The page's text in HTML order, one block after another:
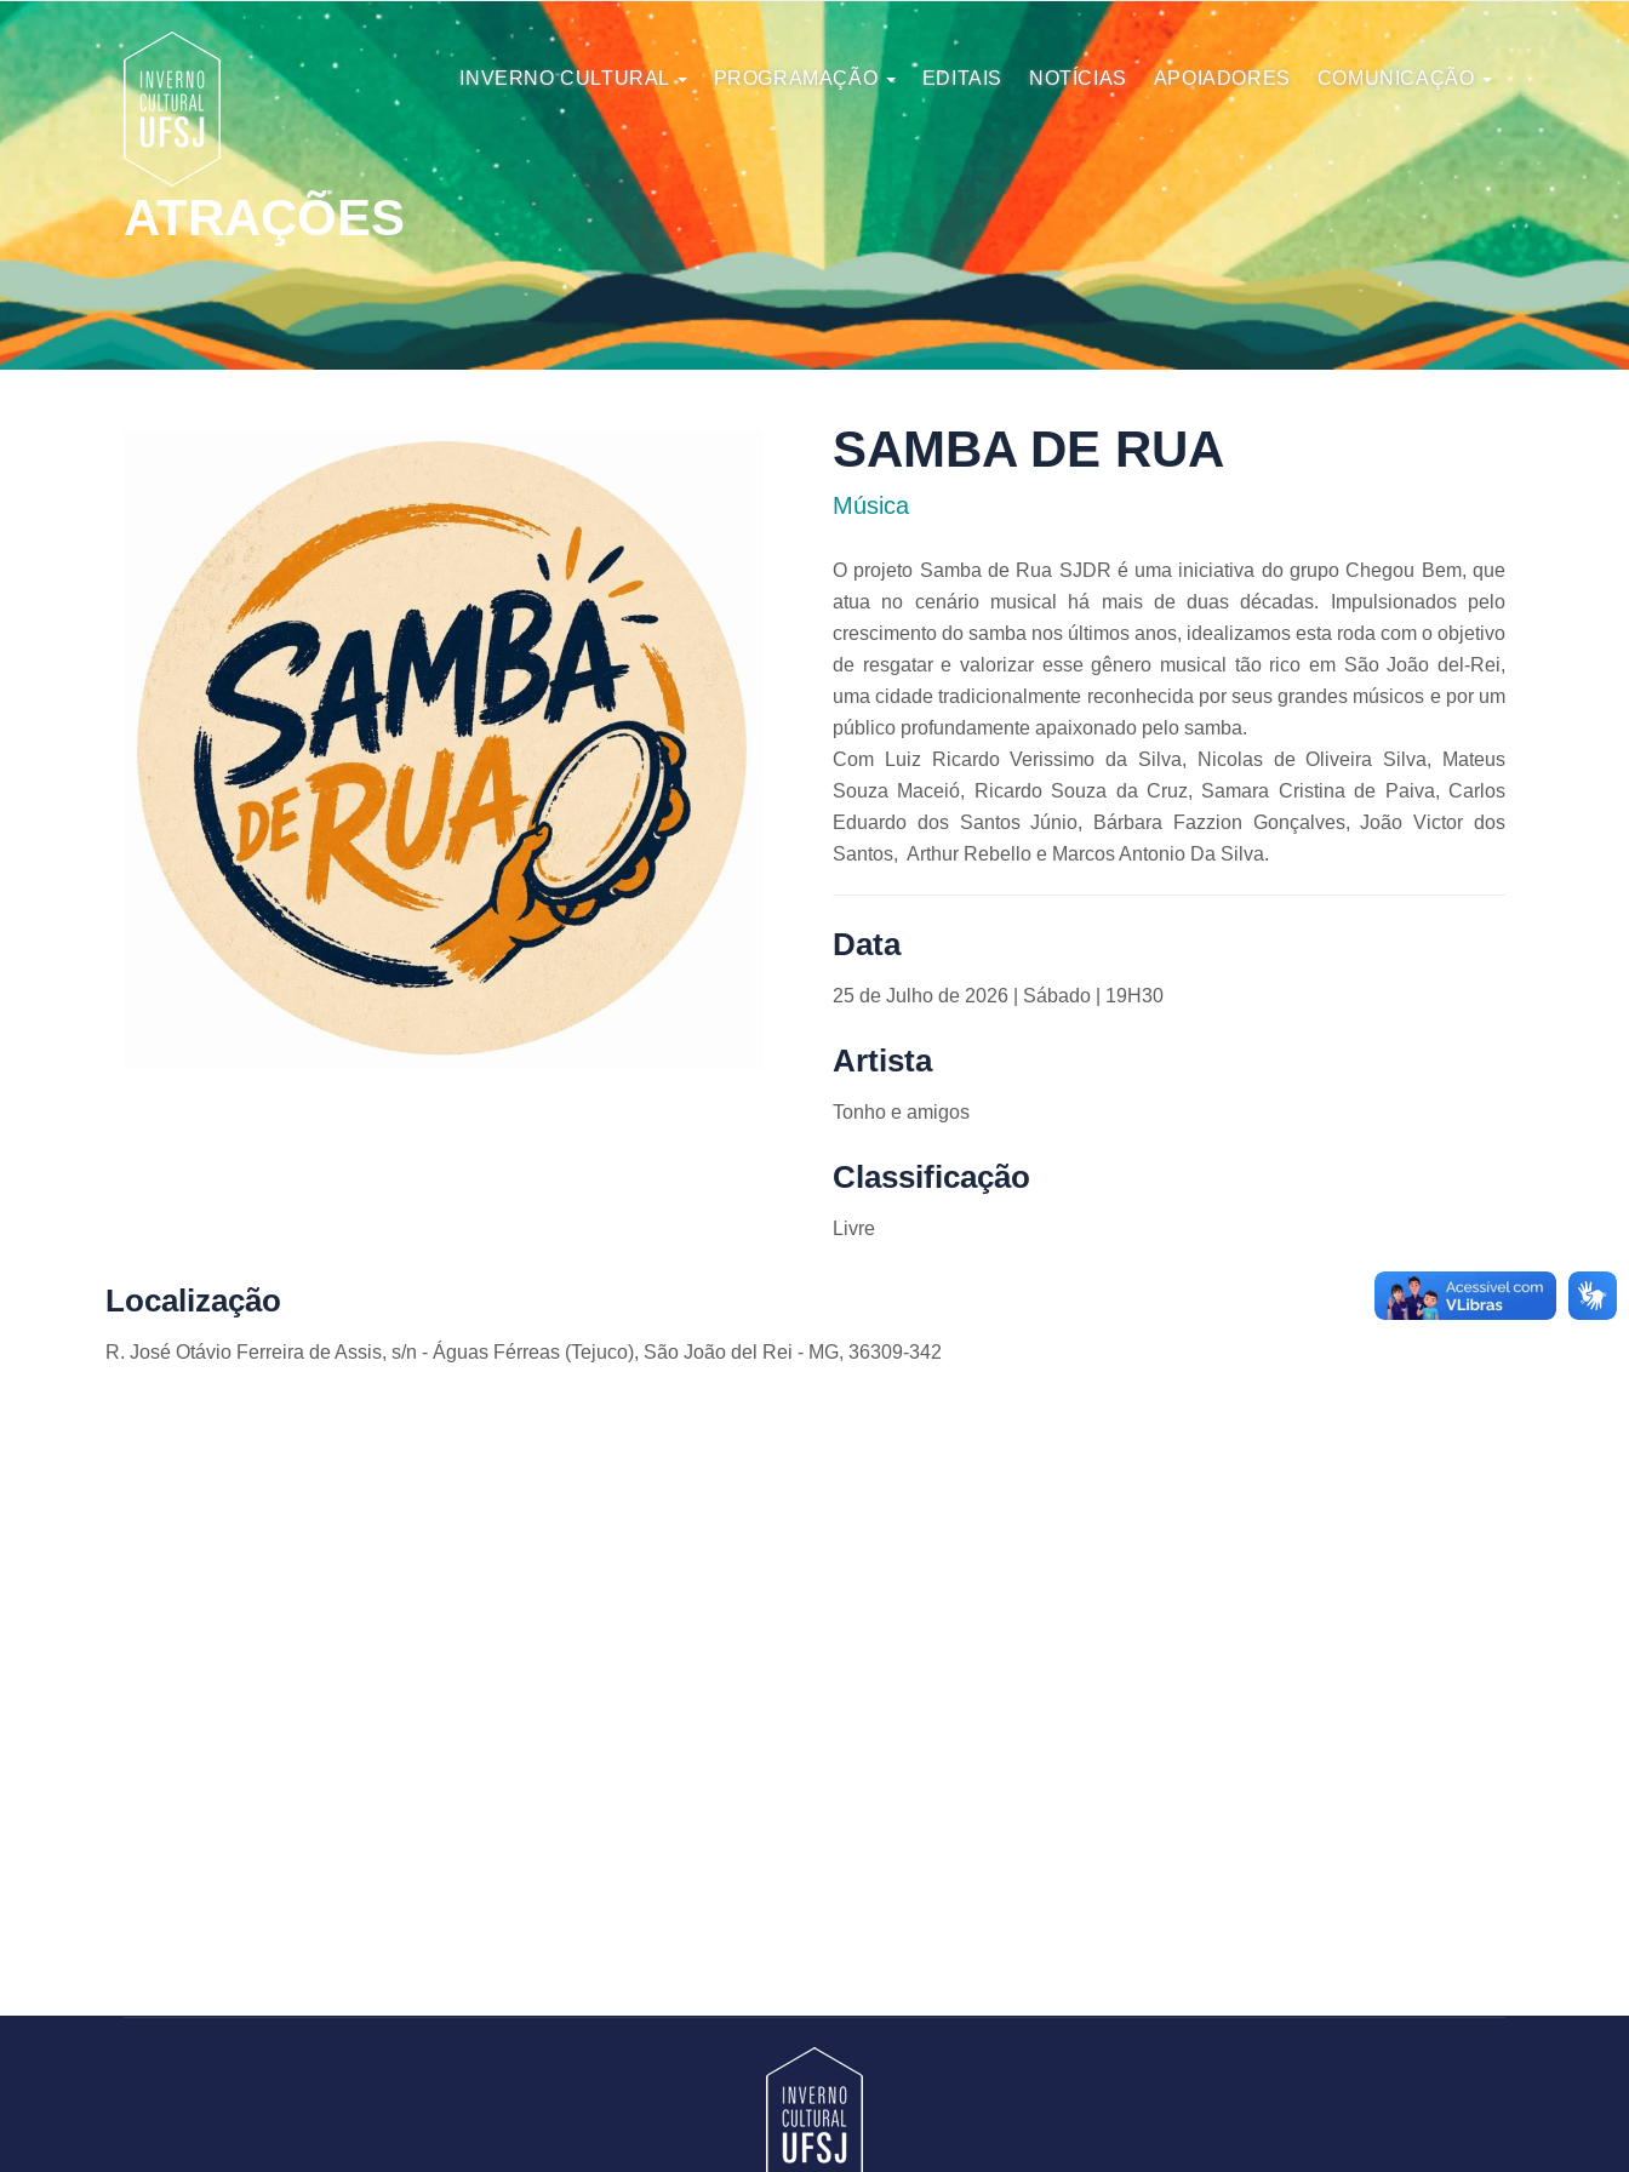
INVERNO CULTURAL PROGRAMAÇÃO EDITAIS NOTÍCIAS APOIADORES COMUNICAÇÃO
ATRAÇÕES
SAMBA DE RUA
Música
O projeto Samba de Rua SJDR é uma iniciativa do grupo Chegou Bem, que
atua no cenário musical há mais de duas décadas. Impulsionados pelo
crescimento do samba nos últimos anos, idealizamos esta roda com o objetivo
de resgatar e valorizar esse gênero musical tão rico em São João del-Rei,
uma cidade tradicionalmente reconhecida por seus grandes músicos e por um
público profundamente apaixonado pelo samba.
Com Luiz Ricardo Verissimo da Silva, Nicolas de Oliveira Silva, Mateus
Souza Maceió, Ricardo Souza da Cruz, Samara Cristina de Paiva, Carlos
Eduardo dos Santos Júnio, Bárbara Fazzion Gonçalves, João Victor dos
Santos, Arthur Rebello e Marcos Antonio Da Silva.
Data
25 de Julho de 2026 | Sábado | 19H30
Artista
Tonho e amigos
Classificação
Livre
Localização
R. José Otávio Ferreira de Assis, s/n - Águas Férreas (Tejuco), São João del Rei - MG, 36309-342